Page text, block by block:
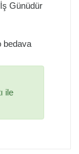
Günüdür
bedava
ile